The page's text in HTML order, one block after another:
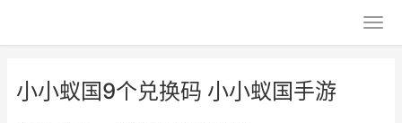
小小蚁国9个兑换码 小小蚁国手游